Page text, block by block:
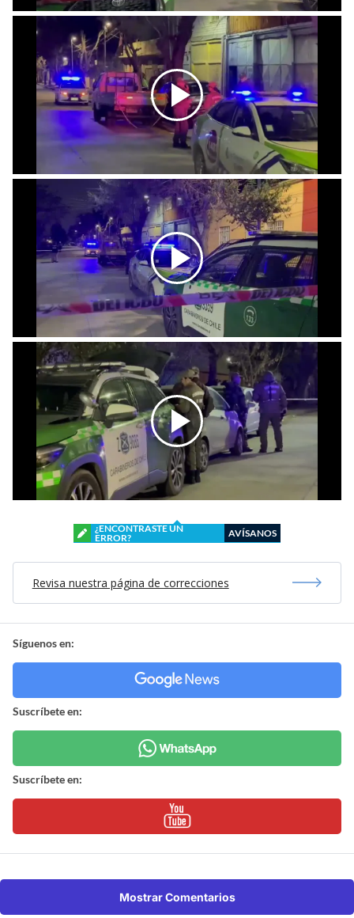
¿ENCONTRASTE UN
ERROR?
AVÍSANOS
Revisa nuestra página de correcciones
Síguenos en:
Suscríbete en:
Suscríbete en:
Mostrar Comentarios